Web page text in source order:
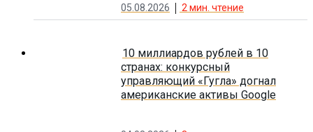
05.08.2026 2мин. чтение
10 миллиардов рублей в 10
странах: конкурсный
управляющий «Гугла» догнал
американские активы Google